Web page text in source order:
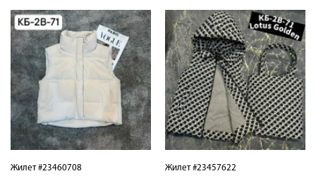
Жилет #23460708
Жилет #23457622